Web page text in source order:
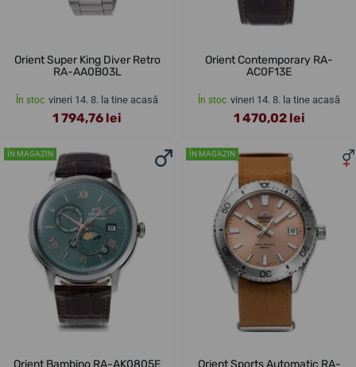
Orient Super King Diver Retro
RA-AA0B03L
În stoc vineri 14. 8. la tine acasă
1 794,76 lei
Orient Contemporary RA-
AC0F13E
În stoc vineri 14. 8. la tine acasă
1 470,02 lei
ÎN MAGAZIN ÎN MAGAZIN